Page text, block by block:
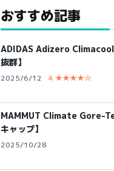
おすすめ記事
ADIDAS Adizero Climacool
抜群】
2025/6/12 4 ★★★★☆
MAMMUT Climate Gore-
キャップ】
2025/10/28